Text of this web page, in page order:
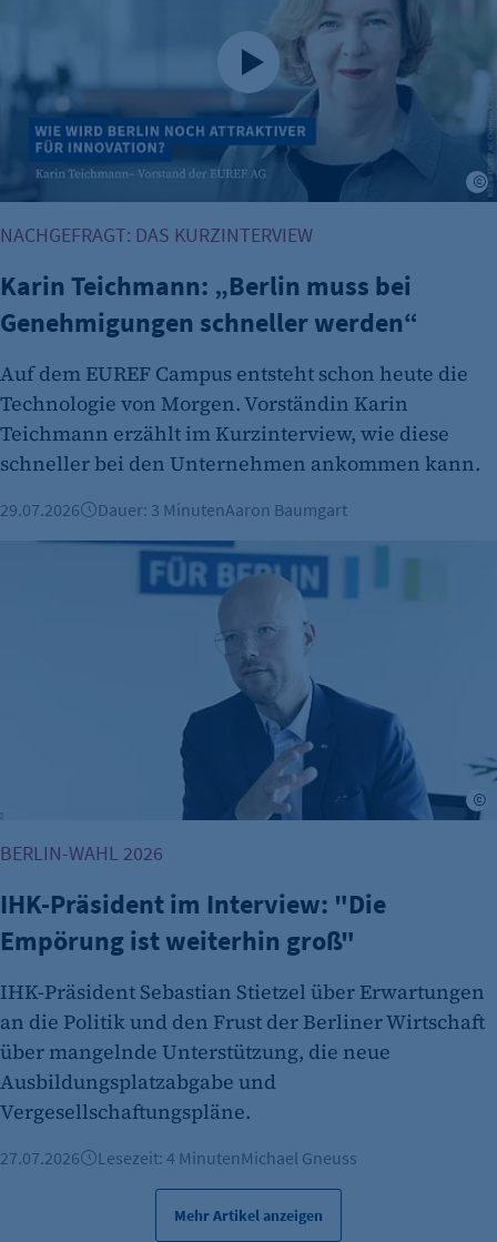
NACHGEFRAGT: DAS KURZINTERVIEW
Karin Teichmann: „Berlin muss bei
Genehmigungen schneller werden“
Auf dem EUREF Campus entsteht schon heute die
Technologie von Morgen. Vorständin Karin
Teichmann erzählt im Kurzinterview, wie diese
schneller bei den Unternehmen ankommen kann.
29.07.2026 Dauer: 3 MinutenAaron Baumgart
IHK-Präsident im Interview: "Die Empörung ist weiterhin
BERLIN-WAHL 2026
IHK-Präsident im Interview: "Die
Empörung ist weiterhin groß"
IHK-Präsident Sebastian Stietzel über Erwartungen
an die Politik und den Frust der Berliner Wirtschaft
über mangelnde Unterstützung, die neue
Ausbildungsplatzabgabe und
Vergesellschaftungspläne.
27.07.2026 Lesezeit: 4 MinutenMichael Gneuss
Mehr Artikel anzeigen